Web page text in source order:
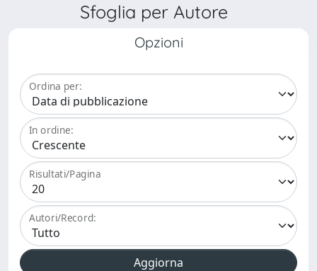
Sfoglia per Autore
Opzioni
Ordina per:
In ordine:
Risultati/Pagina
Autori/Record: